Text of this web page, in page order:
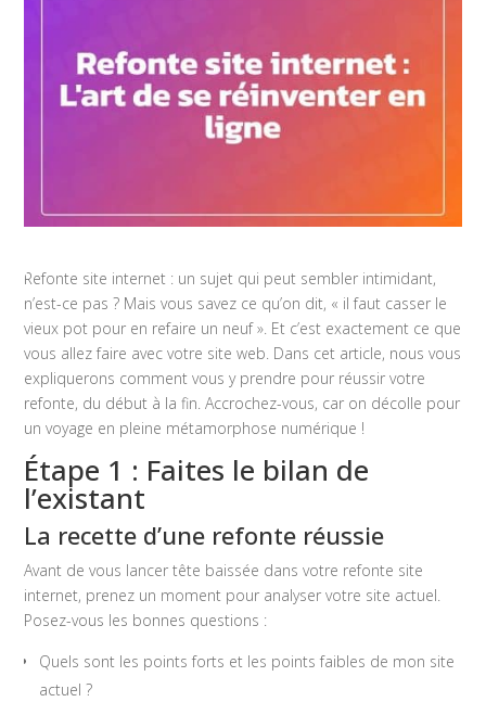
Refonte site internet : un sujet qui peut sembler intimidant,
n’est-ce pas ? Mais vous savez ce qu’on dit, « il faut casser le
vieux pot pour en refaire un neuf ». Et c’est exactement ce que
vous allez faire avec votre site web. Dans cet article, nous vous
expliquerons comment vous y prendre pour réussir votre
refonte, du début à la fin. Accrochez-vous, car on décolle pour
un voyage en pleine métamorphose numérique !
Étape 1 : Faites le bilan de
l’existant
La recette d’une refonte réussie
Avant de vous lancer tête baissée dans votre refonte site
internet, prenez un moment pour analyser votre site actuel.
Posez-vous les bonnes questions :
Quels sont les points forts et les points faibles de mon site
actuel ?